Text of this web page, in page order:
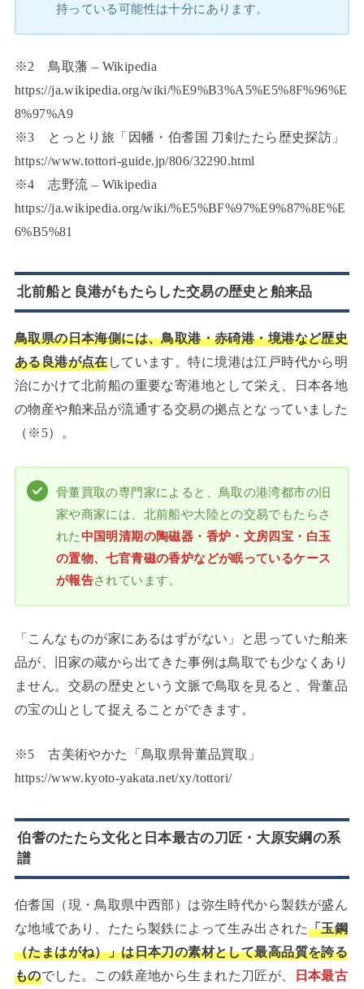
持っている可能性は十分にあります。
※2 鳥取藩 – Wikipedia
https://ja.wikipedia.org/wiki/%E9%B3%A5%E5%8F%96%E
8%97%A9
※3 とっとり旅「因幡・伯耆国 刀剣たたら歴史探訪」
https://www.tottori-guide.jp/806/32290.html
※4 志野流 – Wikipedia
https://ja.wikipedia.org/wiki/%E5%BF%97%E9%87%8E%E
6%B5%81
北前船と良港がもたらした交易の歴史と舶来品
鳥取県の日本海側には、鳥取港・赤碕港・境港など歴史
ある良港が点在しています。特に境港は江戸時代から明
治にかけて北前船の重要な寄港地として栄え、日本各地
の物産や舶来品が流通する交易の拠点となっていました
（※5）。
骨董買取の専門家によると、鳥取の港湾都市の旧
家や商家には、北前船や大陸との交易でもたらさ
れた中国明清期の陶磁器・香炉・文房四宝・白玉
の置物、七官青磁の香炉などが眠っているケース
が報告されています。
「こんなものが家にあるはずがない」と思っていた舶来
品が、旧家の蔵から出てきた事例は鳥取でも少なくあり
ません。交易の歴史という文脈で鳥取を見ると、骨董品
の宝の山として捉えることができます。
※5 古美術やかた「鳥取県骨董品買取」
https://www.kyoto-yakata.net/xy/tottori/
伯耆のたたら文化と日本最古の刀匠・大原安綱の系
譜
伯耆国（現・鳥取県中西部）は弥生時代から製鉄が盛ん
な地域であり、たたら製鉄によって生み出された「玉鋼
（たまはがね）」は日本刀の素材として最高品質を誇る
ものでした。この鉄産地から生まれた刀匠が、
日本最古